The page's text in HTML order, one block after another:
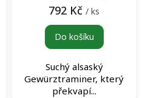
792 Kč / ks
Do košíku
Suchý alsaský
Gewürztraminer, který
překvapí...